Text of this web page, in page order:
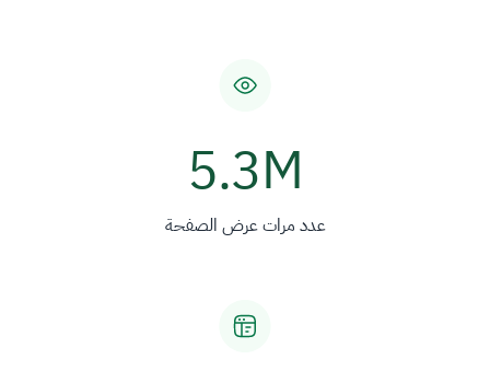
5.3M
عدد مرات عرض الصفحة